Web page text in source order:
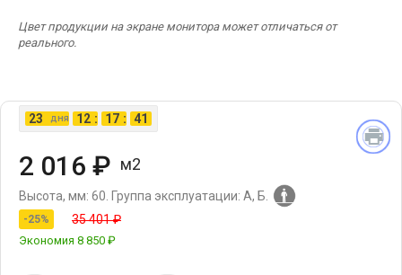
Цвет продукции на экране монитора может отличаться от
реального.
23 дня 12 : 17 : 40
2 016 ₽ м2
Высота, мм: 60. Группа эксплуатации: А, Б.
-25% 35 401 ₽
Экономия 8 850 ₽